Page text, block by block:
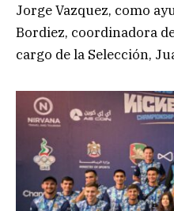
Jorge Vazquez, como
Bordiez, coordinadora
cargo de la Selección,